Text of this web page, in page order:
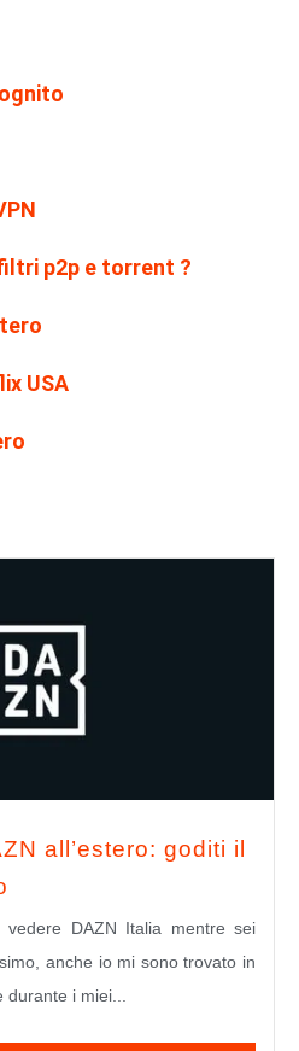
p2p e torrent ?
USA
all’estero: goditi il
DAZN Italia mentre sei
anche io mi sono trovato in
i miei...